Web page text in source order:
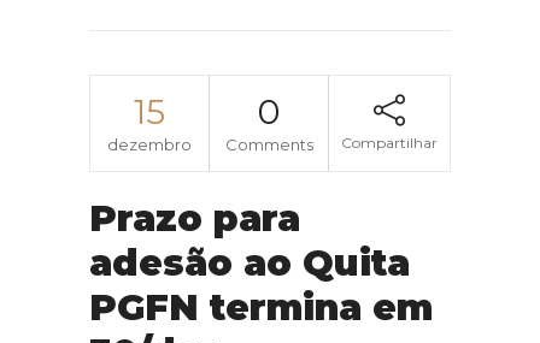
15
dezembro
0
Comments Compartilhar
Prazo para
adesão ao Quita
PGFN termina em